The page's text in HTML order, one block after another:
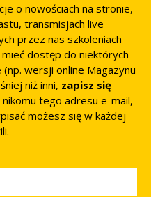
o nowościach na stronie,
transmisjach live
przez nas szkoleniach
dostęp do niektórych
wersji online Magazynu
niż inni, zapisz się
tego adresu e-mail,
możesz się w każdej